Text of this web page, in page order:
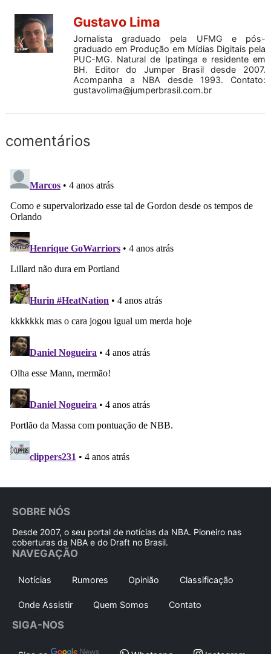
Gustavo Lima
Jornalista graduado pela UFMG e pós-
graduado em Produção em Mídias Digitais pela
PUC-MG. Natural de Ipatinga e residente em
BH. Editor do Jumper Brasil desde 2007.
Acompanha a NBA desde 1993. Contato:
gustavolima@jumperbrasil.com.br
comentários
SOBRE NÓS
Desde 2007, o seu portal de notícias da NBA. Pioneiro nas
coberturas da NBA e do Draft no Brasil.
NAVEGAÇÃO
Notícias Rumores Opinião Classificação
Onde Assistir Quem Somos Contato
SIGA-NOS